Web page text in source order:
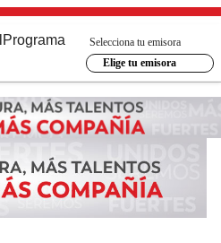
Programa
Selecciona tu emisora
Elige tu emisora